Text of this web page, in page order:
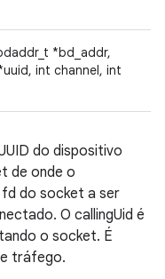
*bd_addr,
int channel, int
do dispositivo
de onde o
do socket a ser
O callingUid é
o socket. É
tráfego.